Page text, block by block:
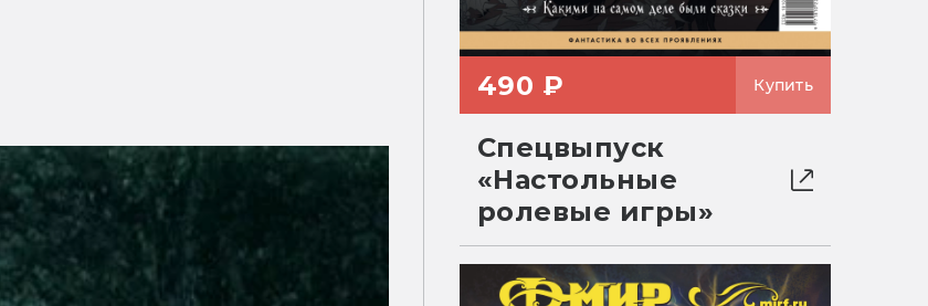
490 ₽ Купить
Спецвыпуск
«Настольные
ролевые игры»